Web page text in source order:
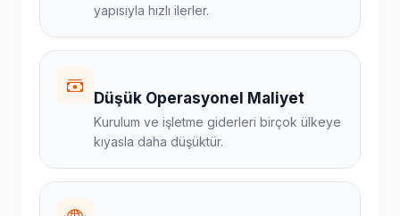
yapısıyla hızlı ilerler.
Düşük Operasyonel Maliyet
Kurulum ve işletme giderleri birçok ülkeye
kıyasla daha düşüktür.